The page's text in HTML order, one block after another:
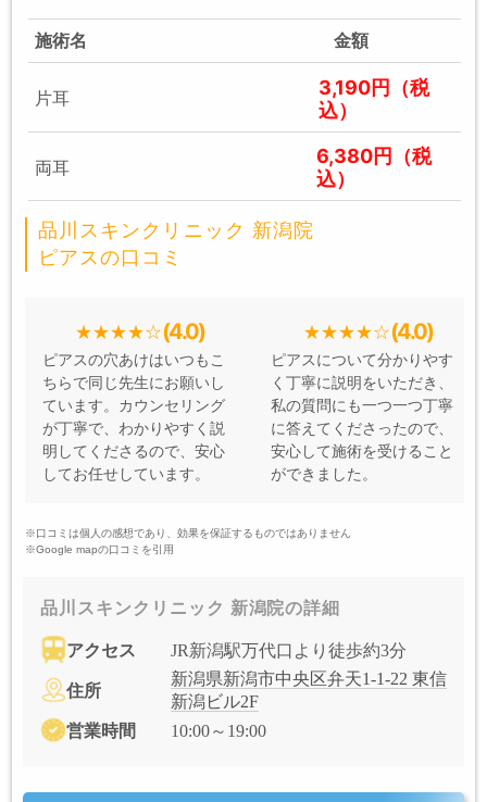
施術名 金額
片耳
3,190円（税
込）
両耳
6,380円（税
込）
品川スキンクリニック 新潟院
ピアスの口コミ
(4.0)
ピアスの穴あけはいつもこ
ちらで同じ先生にお願いし
ています。カウンセリング
が丁寧で、わかりやすく説
明してくださるので、安心
してお任せしています。
(4.0)
ピアスについて分かりやす
く丁寧に説明をいただき、
私の質問にも一つ一つ丁寧
に答えてくださったので、
安心して施術を受けること
ができました。
※口コミは個人の感想であり、効果を保証するものではありません
※Google mapの口コミを引用
品川スキンクリニック 新潟院の詳細
アクセス JR新潟駅万代口より徒歩約3分
住所
新潟県新潟市中央区弁天1-1-22 東信
新潟ビル2F
営業時間
10:00～19:00